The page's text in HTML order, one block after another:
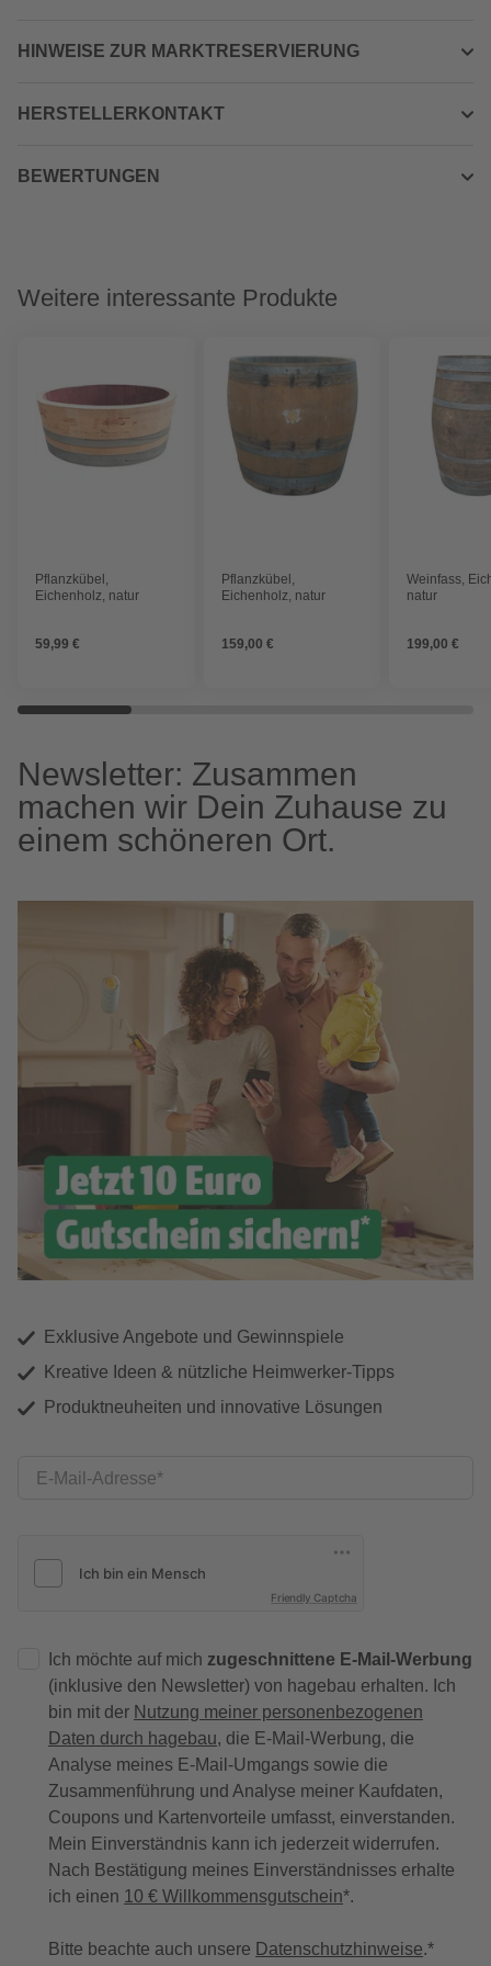
HINWEISE ZUR MARKTRESERVIERUNG
HERSTELLERKONTAKT
BEWERTUNGEN
Weitere interessante Produkte
Pflanzkübel,
Eichenholz, natur
59,99 €
Pflanzkübel,
Eichenholz, natur
159,00 €
Weinfass,
natur
199,00 €
Newsletter: Zusammen
machen wir Dein Zuhause zu
einem schöneren Ort.
Exklusive Angebote und Gewinnspiele
Kreative Ideen & nützliche Heimwerker-Tipps
Produktneuheiten und innovative Lösungen
E-Mail-Adresse
Friendly Captcha
Ich möchte auf mich zugeschnittene E-Mail-Werbung
(inklusive den Newsletter) von hagebau erhalten. Ich
bin mit der Nutzung meiner personenbezogenen
Daten durch hagebau, die E-Mail-Werbung, die
Analyse meines E-Mail-Umgangs sowie die
Zusammenführung und Analyse meiner Kaufdaten,
Coupons und Kartenvorteile umfasst, einverstanden.
Mein Einverständnis kann ich jederzeit widerrufen.
Nach Bestätigung meines Einverständnisses erhalte
ich einen 10 € Willkommensgutschein*.
Bitte beachte auch unsere Datenschutzhinweise.